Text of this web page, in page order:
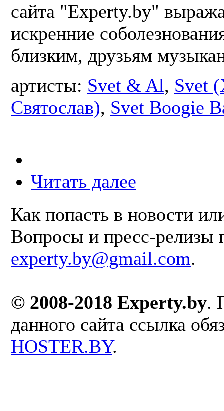
сайта "Experty.by"
искренние
близким, друзьям
артисты: Svet & Al, Svet
Святослав), Svet Boogie
Читать далее
Как попасть в новости
Вопросы и пресс-релизы
experty.by@gmail.com.
© 2008-2018 Experty.by.
данного сайта ссылка
HOSTER.BY.